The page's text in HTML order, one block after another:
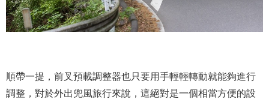
順帶一提，前叉預載調整器也只要用手輕輕轉動就能夠進行
調整，對於外出兜風旅行來說，這絕對是一個相當方便的設